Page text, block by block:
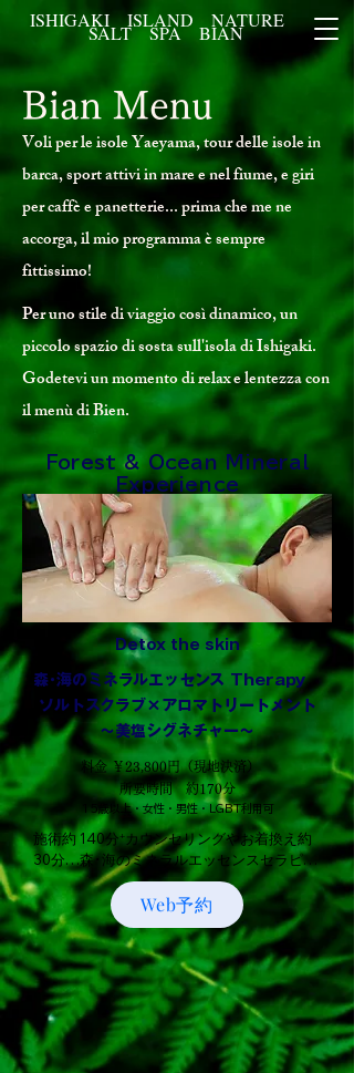
ISHIGAKI ISLAND NATURE ​
SALT SPA BIAN
Bian Menu
Voli per le isole Yaeyama, tour delle isole in
barca, sport attivi in mare e nel fiume, e giri
per caffè e panetterie... prima che me ne
accorga, il mio programma è sempre
fittissimo!
Per uno stile di viaggio così dinamico, un
piccolo spazio di sosta sull'isola di Ishigaki.
Godetevi un momento di relax e lentezza con
il menù di Bien.
Forest & Ocean Mineral
Experience
Detox the skin
森･海のミネラルエッセンス Therapy
​ソルトスクラブ×アロマトリートメント
～美塩シグネチャー～
料金 ￥23,800円（現地決済）
所要時間 約170分
15歳以上・女性・男性・LGBT利用可
施術約 140分⁺カウンセリングやお着換え約
30分…森･海のミネラルエッセンスセラピー
×石垣島産ソルトスクラブ体験。
自然のエネルギーに包まれて、心ほぐれる時
間を八重山諸島の豊かな自然が育んだ、石垣
島産の海塩を贅沢に使用。ミネラル豊富な海
塩でお肌をやさしく磨き、古い角質を穏やか
にオフ。
心地よいアロマとともに、心身ともに本来の
Web予約